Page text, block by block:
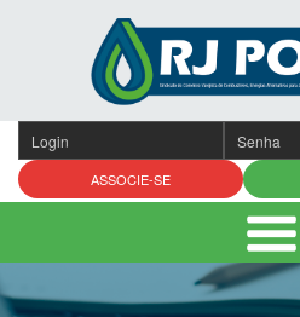
conteúdo
ASSOCIE-SE